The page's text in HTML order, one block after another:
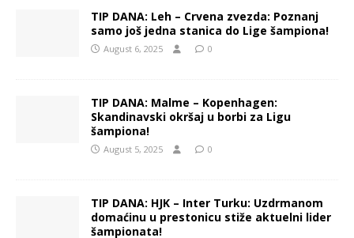
TIP DANA: Leh – Crvena zvezda: Poznanj
samo još jedna stanica do Lige šampiona!
August 6, 2025 0
TIP DANA: Malme – Kopenhagen:
Skandinavski okršaj u borbi za Ligu
šampiona!
August 5, 2025 0
TIP DANA: HJK – Inter Turku: Uzdrmanom
domaćinu u prestonicu stiže aktuelni lider
šampionata!